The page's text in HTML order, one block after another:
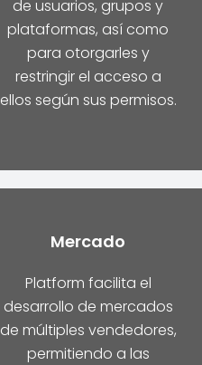
de usuarios, grupos y
plataformas, así como
para otorgarles y
restringir el acceso a
ellos según sus permisos.
Mercado
Platform facilita el
desarrollo de mercados
de múltiples vendedores,
permitiendo a las